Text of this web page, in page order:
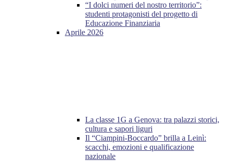
“I dolci numeri del nostro territorio”:
studenti protagonisti del progetto di
Educazione Finanziaria
Aprile 2026
La classe 1G a Genova: tra palazzi storici,
cultura e sapori liguri
Il “Ciampini-Boccardo” brilla a Leinì:
scacchi, emozioni e qualificazione
nazionale